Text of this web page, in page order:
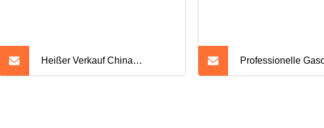
Heißer Verkauf China Professionelle